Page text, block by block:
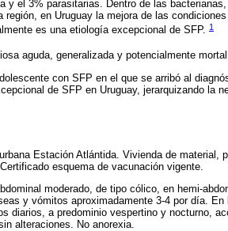
y el 3% parasitarias. Dentro de las
en Uruguay la mejora de las
es una etiología excepcional de SFP. 1
aguda, generalizada y potencialmente
con SFP en el que se arribó al
de SFP en Uruguay, jerarquizando la
Estación Atlántida. Vivienda de material,
esquema de vacunación vigente.
moderado, de tipo cólico, en hemi-
y vómitos aproximadamente 3-4 por día.
diarios, a predominio vespertino y nocturno,
alteraciones. No anorexia.